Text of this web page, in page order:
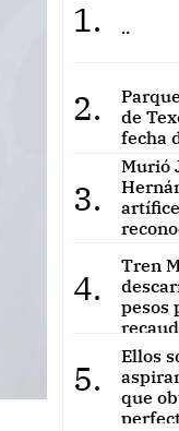
1. ..
2.
de
fecha
3.
Murió
4.
Tren
pesos
5.
Ellos
que